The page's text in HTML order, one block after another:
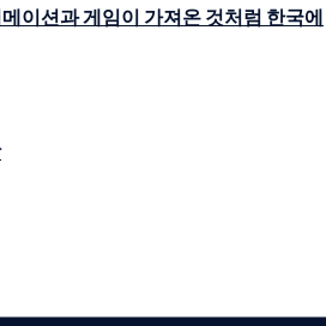
이션과 게임이 가져온 것처럼 한국에